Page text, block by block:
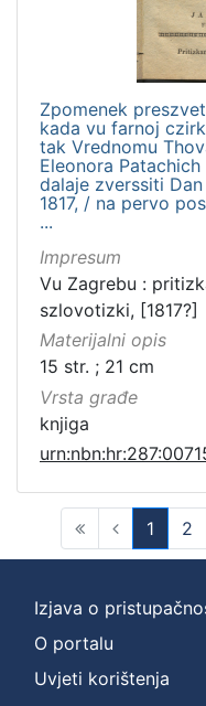
Zpomenek
kada vu farnoj
tak Vrednomu
Eleonora
dalaje zverssiti
1817, / na pervo
...
Impresum
Vu Zagrebu :
szlovotizki, [1817?]
Materijalni opis
15 str. ; 21 cm
Vrsta građe
knjiga
1
(current)
2
Izjava o
O portalu
Uvjeti korištenja